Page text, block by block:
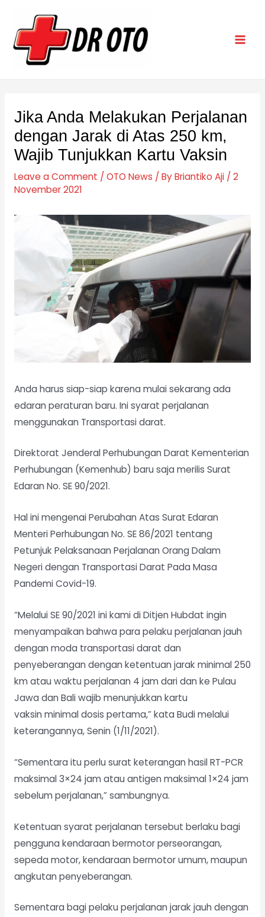
content
Jika Anda Melakukan Perjalanan
dengan Jarak di Atas 250 km,
Wajib Tunjukkan Kartu Vaksin
Leave a Comment /OTO News / ByBriantiko Aji /2
November 2021
Anda harus siap-siap karena mulai sekarang ada
edaran peraturan baru. Ini syarat perjalanan
menggunakan Transportasi darat.
Direktorat Jenderal Perhubungan Darat Kementerian
Perhubungan (Kemenhub) baru saja merilis Surat
Edaran No. SE 90/2021.
Hal ini mengenai Perubahan Atas Surat Edaran
Menteri Perhubungan No. SE 86/2021 tentang
Petunjuk Pelaksanaan Perjalanan Orang Dalam
Negeri dengan Transportasi Darat Pada Masa
Pandemi Covid-19.
“Melalui SE 90/2021 ini kami di Ditjen Hubdat ingin
menyampaikan bahwa para pelaku perjalanan jauh
dengan moda transportasi darat dan
penyeberangan dengan ketentuan jarak minimal 250
km atau waktu perjalanan 4 jam dari dan ke Pulau
Jawa dan Bali wajib menunjukkan kartu
vaksin minimal dosis pertama,” kata Budi melalui
keterangannya, Senin (1/11/2021).
“Sementara itu perlu surat keterangan hasil RT-PCR
maksimal 3×24 jam atau antigen maksimal 1×24 jam
sebelum perjalanan,” sambungnya.
Ketentuan syarat perjalanan tersebut berlaku bagi
pengguna kendaraan bermotor perseorangan,
sepeda motor, kendaraan bermotor umum, maupun
angkutan penyeberangan.
Sementara bagi pelaku perjalanan jarak jauh dengan
navigation